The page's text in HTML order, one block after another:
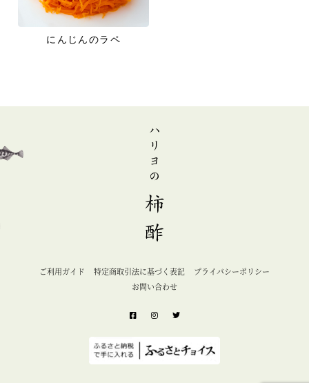
にんじんのラペ
ご利用ガイド 特定商取引法に基づく表記
プライバシーポリシー
お問い合わせ